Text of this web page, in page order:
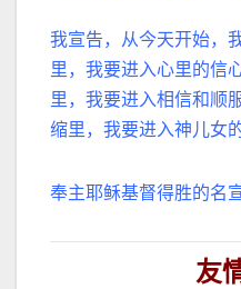
我宣告，从今天开始，
里，我要进入心里的信
里，我要进入相信和顺
缩里，我要进入神儿女
奉主耶稣基督得胜的名宣
友